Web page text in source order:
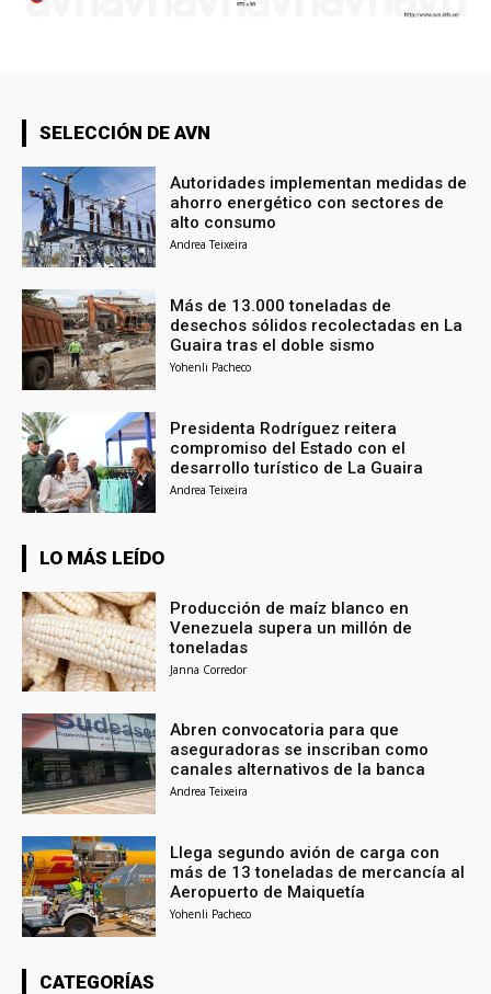
SELECCIÓN DE AVN
Autoridades implementan medidas de
ahorro energético con sectores de
alto consumo
Andrea Teixeira
Más de 13.000 toneladas de
desechos sólidos recolectadas en La
Guaira tras el doble sismo
Yohenli Pacheco
Presidenta Rodríguez reitera
compromiso del Estado con el
desarrollo turístico de La Guaira
Andrea Teixeira
LO MÁS LEÍDO
Producción de maíz blanco en
Venezuela supera un millón de
toneladas
Janna Corredor
Abren convocatoria para que
aseguradoras se inscriban como
canales alternativos de la banca
Andrea Teixeira
Llega segundo avión de carga con
más de 13 toneladas de mercancía al
Aeropuerto de Maiquetía
Yohenli Pacheco
CATEGORÍAS